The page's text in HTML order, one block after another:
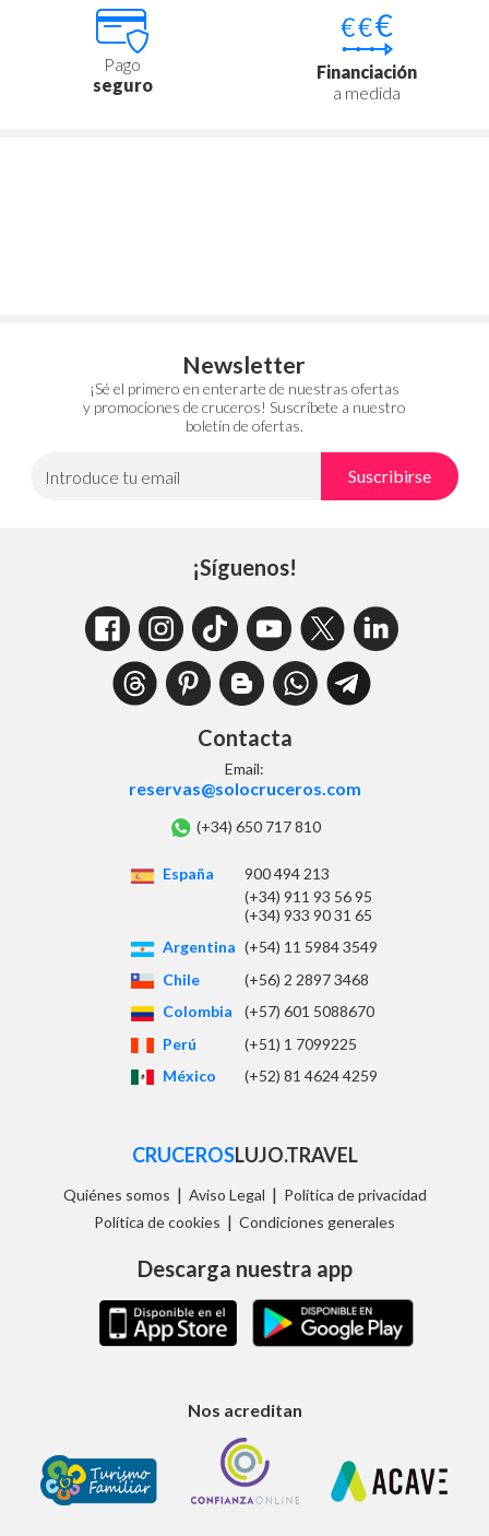
Pago
seguro
Financiación
a medida
Newsletter
¡Sé el primero en enterarte de nuestras ofertas
y promociones de cruceros! Suscríbete a nuestro
boletín de ofertas.
Introduce tu email Suscribirse
¡Síguenos!
Contacta
Email:
reservas@solocruceros.com
(+34) 650 717 810
España
900 494 213
(+34) 911 93 56 95
(+34) 933 90 31 65
Argentina (+54) 11 5984 3549
Chile
(+56) 2 2897 3468
Colombia
(+57) 601 5088670
Perú
(+51) 1 7099225
México
(+52) 81 4624 4259
CRUCEROSLUJO.TRAVEL
Quiénes somos | Aviso Legal | Política de privacidad
Política de cookies | Condiciones generales
Descarga nuestra app
Nos acreditan